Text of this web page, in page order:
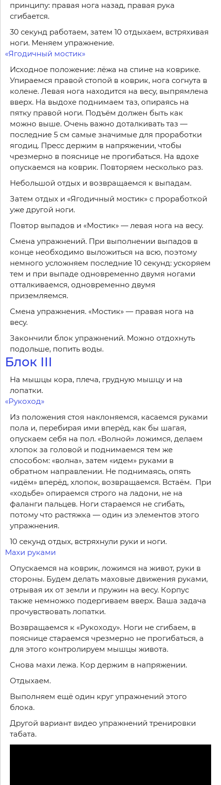
принципу: правая нога назад, правая рука
сгибается.
30 секунд работаем, затем 10 отдыхаем, встряхивая
ноги. Меняем упражнение.
«Ягодичный мостик»
Исходное положение: лёжа на спине на коврике.
Упираемся правой стопой в коврик, нога согнута в
колене. Левая нога находится на весу, выпрямлена
вверх. На выдохе поднимаем таз, опираясь на
пятку правой ноги. Подъём должен быть как
можно выше. Очень важно доталкивать таз —
последние 5 см самые значимые для проработки
ягодиц. Пресс держим в напряжении, чтобы
чрезмерно в пояснице не прогибаться. На вдохе
опускаемся на коврик. Повторяем несколько раз.
Небольшой отдых и возвращаемся к выпадам.
Затем отдых и «Ягодичный мостик» с проработкой
уже другой ноги.
Повтор выпадов и «Мостик» — левая нога на весу.
Смена упражнений. При выполнении выпадов в
конце необходимо выложиться на всю, поэтому
немного усложняем последние 10 секунд: ускоряем
тем и при выпаде одновременно двумя ногами
отталкиваемся, одновременно двумя
приземляемся.
Смена упражнения. «Мостик» — правая нога на
весу.
Закончили блок упражнений. Можно отдохнуть
подольше, попить воды.
Блок III
На мышцы кора, плеча, грудную мышцу и на
лопатки.
«Рукоход»
Из положения стоя наклоняемся, касаемся руками
пола и, перебирая ими вперёд, как бы шагая,
опускаем себя на пол. «Волной» ложимся, делаем
хлопок за головой и поднимаемся тем же
способом: «волна», затем «идем» руками в
обратном направлении. Не поднимаясь, опять
«идём» вперёд, хлопок, возвращаемся. Встаём. При
«ходьбе» опираемся строго на ладони, не на
фаланги пальцев. Ноги стараемся не сгибать,
потому что растяжка — один из элементов этого
упражнения.
10 секунд отдых, встряхнули руки и ноги.
Махи руками
Опускаемся на коврик, ложимся на живот, руки в
стороны. Будем делать маховые движения руками,
отрывая их от земли и пружин на весу. Корпус
также немножко подергиваем вверх. Ваша задача
прочувствовать лопатки.
Возвращаемся к «Рукоходу». Ноги не сгибаем, в
пояснице стараемся чрезмерно не прогибаться, а
для этого контролируем мышцы живота.
Снова махи лежа. Кор держим в напряжении.
Отдыхаем.
Выполняем ещё один круг упражнений этого
блока.
Другой вариант видео упражнений тренировки
табата.